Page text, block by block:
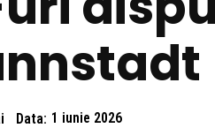
Data: 1 iunie 2026